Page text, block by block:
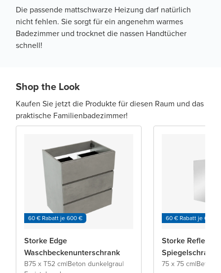
Die passende mattschwarze Heizung darf natürlich
nicht fehlen. Sie sorgt für ein angenehm warmes
Badezimmer und trocknet die nassen Handtücher
schnell!
Shop the Look
Kaufen Sie jetzt die Produkte für diesen Raum und das
praktische Familienbadezimmer!
60 € Rabatt je 600 €
Storke Edge
Waschbeckenunterschrank
B75 x T52 cm|Beton dunkelgrau|
60 € Rabatt je 600 €
Storke Reflecta
Spiegelschrank
75 x 75 cm|Beton